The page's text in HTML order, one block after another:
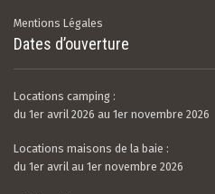
Mentions Légales
Dates d’ouverture
Locations camping :
du 1er avril 2026 au 1er novembre 2026
Locations maisons de la baie :
du 1er avril au 1er novembre 2026